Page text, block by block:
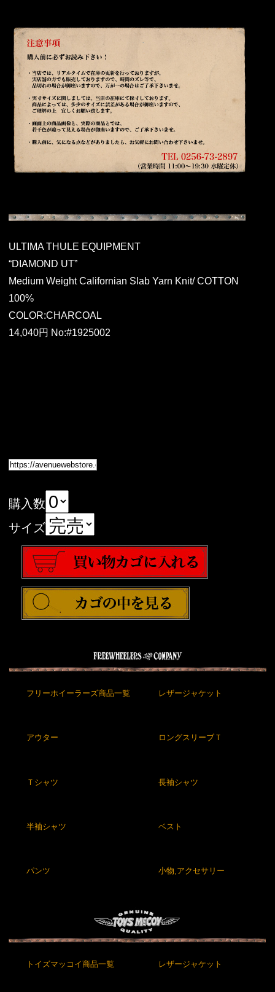
ULTIMA THULE EQUIPMENT
“DIAMOND UT”
Medium Weight Californian Slab Yarn Knit/ COTTON
100%
COLOR:CHARCOAL
14,040円 No:#1925002
購入数
サイズ
フリーホイーラーズ商品一覧 レザージャケット
アウター ロングスリーブＴ
Ｔシャツ 長袖シャツ
半袖シャツ ベスト
パンツ 小物,アクセサリー
トイズマッコイ商品一覧 レザージャケット